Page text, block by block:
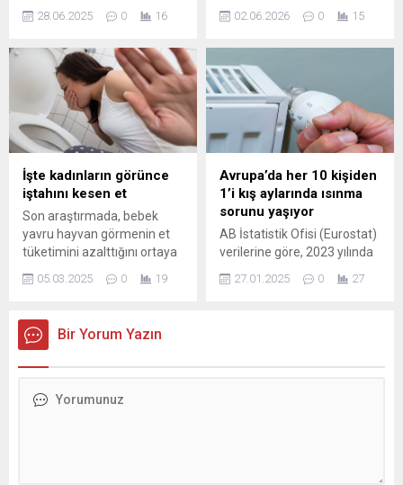
reddetti. 47’ye karşı 53 oyla
Başkan’ın Kongre onayı
olmadan savaş emri
verebilmesinin önü açıldı.
Demokratların itirazları
yetersiz kaldı, Trump’ın
yetkileri daha da güçlendi.
28.06.2025 0 16
Suresi’nin ilk ayetlerinin
çekici bir an oluşturdu.
Tilavet, katılımcılar
tarafından saygıyla
dinlenirken okuma eylemi,
öğrenme ve ilim arayışının
sembolü olarak
değerlendirildi. Tören
sırasında yankılanan “Oku!”
çağrısı, yalnızca dini bir ritüel
değil; evrensel bir bilgi,
eğitim ve entelektüel...
02.06.2026 0 15
İşte kadınların görünce
iştahını kesen et
Son araştırmada, bebek
yavru hayvan görmenin et
tüketimini azalttığını ortaya
çıkardı.
05.03.2025 0 19
Avrupa’da her 10 kişiden
1’i kış aylarında ısınma
sorunu yaşıyor
AB İstatistik Ofisi (Eurostat)
verilerine göre, 2023 yılında
AB nüfusunun yüzde 10,6’sı
evlerini yeterince ısıtamıyor.
27.01.2025 0 27
Bir Yorum Yazın